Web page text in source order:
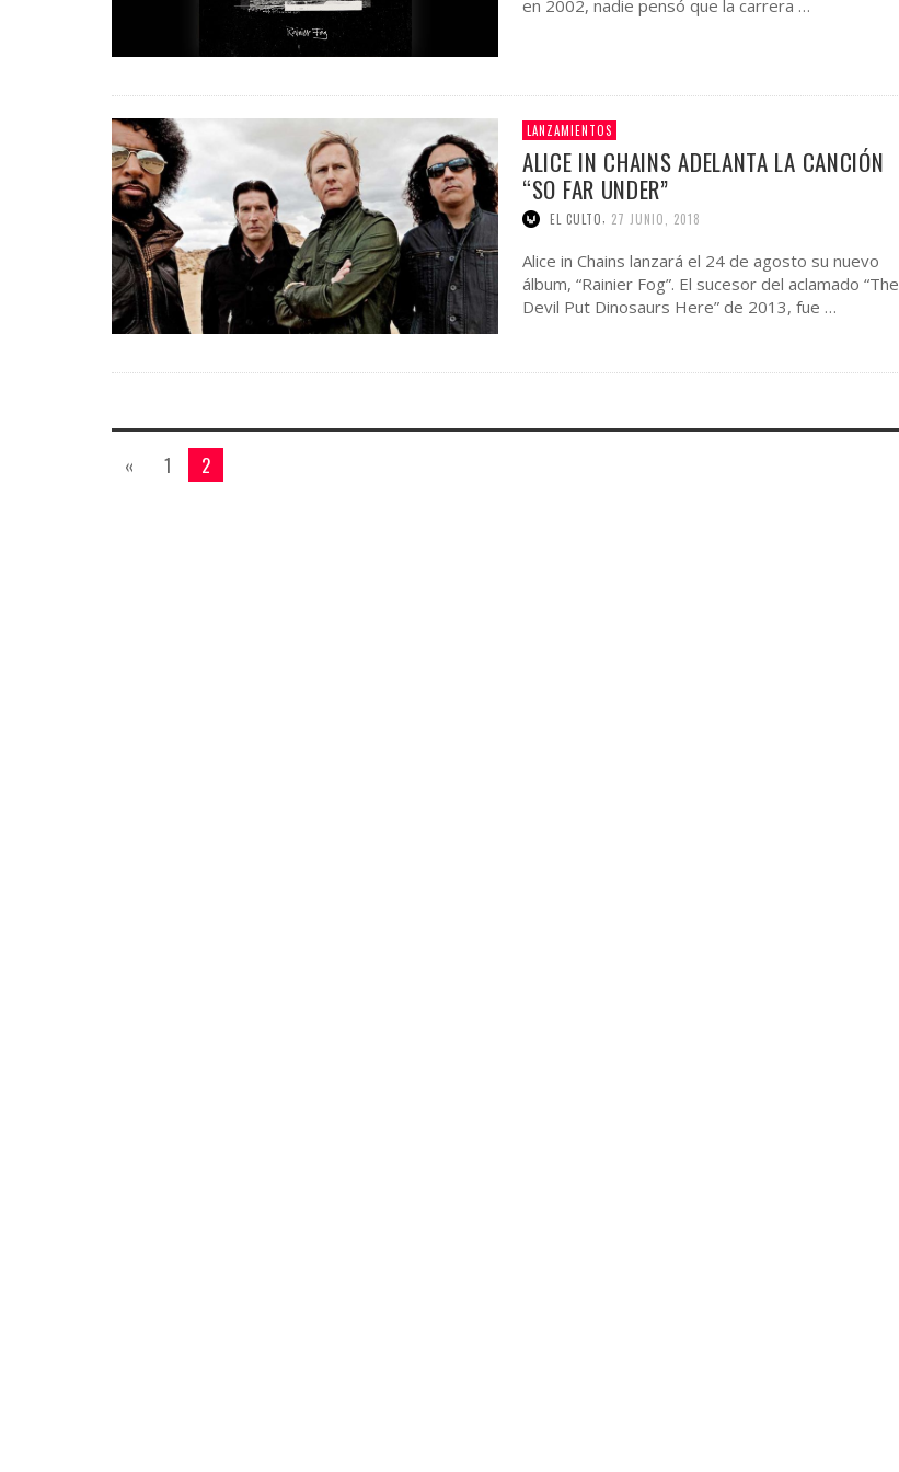
en 2002, nadie pensó que la carrera …
LANZAMIENTOS
ALICE IN CHAINS ADELANTA LA CANCIÓN
“SO FAR UNDER”
EL CULTO 27 JUNIO, 2018
Alice in Chains lanzará el 24 de agosto su nuevo
álbum, “Rainier Fog”. El sucesor del aclamado “The
Devil Put Dinosaurs Here” de 2013, fue …
« 1 2